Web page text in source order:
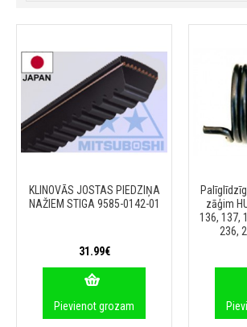
KLINOVĀS JOSTAS PIEDZIŅA
NAŽIEM STIGA 9585-0142-01
31.99€
Pievienot grozam
zāģim
136, 137,
236,